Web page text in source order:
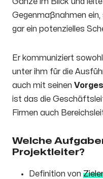
Ganze im Blick und
Gegenmaßnahmen
gar ein potenzielles
Er kommuniziert
unter ihm für die
auch mit seinen
ist das die
Firmen auch
Welche
Projektleiter?
Definition von